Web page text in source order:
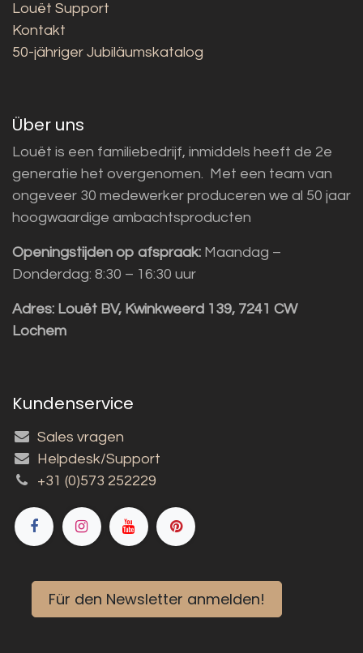
Louët Support
Kontakt
50-jähriger Jubiläumskatalog
Über uns
Louët is een familiebedrijf, inmiddels heeft de 2e
generatie het overgenomen. Met een team van
ongeveer 30 medewerker produceren we al 50 jaar
hoogwaardige ambachtsproducten
Openingstijden op afspraak: Maandag –
Donderdag: 8:30 – 16:30 uur
Adres: Louët BV, Kwinkweerd 139, 7241 CW
Lochem
Kundenservice
Sales vragen
Helpdesk/Support
+31 (0)573 252229
Für den Newsletter anmelden!